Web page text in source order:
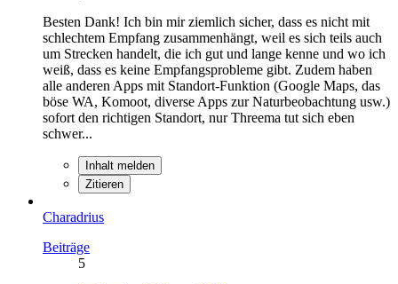
Besten Dank! Ich bin mir ziemlich sicher, dass es nicht mit
schlechtem Empfang zusammenhängt, weil es sich teils auch
um Strecken handelt, die ich gut und lange kenne und wo ich
weiß, dass es keine Empfangsprobleme gibt. Zudem haben
alle anderen Apps mit Standort-Funktion (Google Maps, das
böse WA, Komoot, diverse Apps zur Naturbeobachtung usw.)
sofort den richtigen Standort, nur Threema tut sich eben
schwer...
Inhalt melden
Zitieren
Charadrius
Beiträge
5